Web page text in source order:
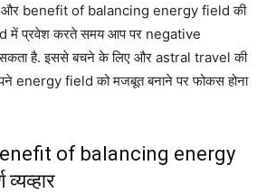
benefit of balancing energy field की
में प्रवेश करते समय आप पर negative
है. इससे बचने के लिए और astral travel की
energy field को मजबूत बनाने पर फोकस होना
of balancing energy